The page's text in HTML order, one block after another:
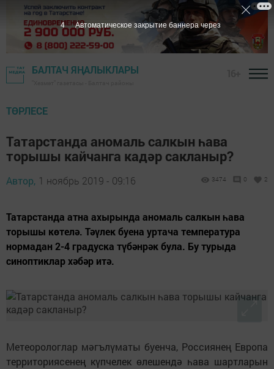
БАЛТАЧ ЯҢАЛЫКЛАРЫ
ТӨРЛЕСЕ
Татарстанда аномаль салкын һава
торышы кайчанга кадәр сакланыр?
Автор, 1 ноябрь 2019 - 09:16 3474 0 2
Татарстанда атна ахырында аномаль салкын һава
торышы көтелә. Тәүлек буена уртача температура
нормадан 2-4 градуска түбәнрәк була. Бу турыда
синоптиклар хәбәр итә.
Метеорологлар мәгълүматы буенча, Россиянең Европа
территориясенең күпчелек өлешендә һава шартларын
2 Автоматическое закрытие баннера через